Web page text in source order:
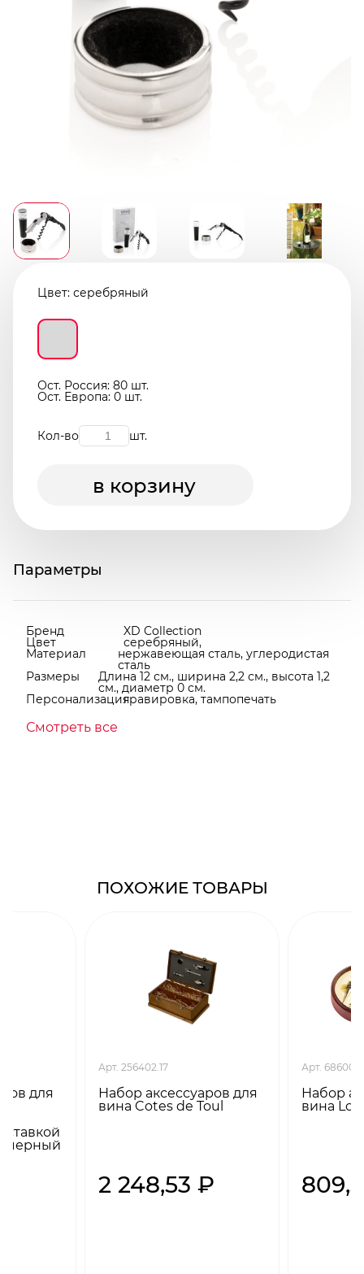
Цвет: серебряный
Ост. Россия: 80 шт.
Ост. Европа: 0 шт.
Кол-во шт.
в корзину
Параметры
Бренд XD Collection
Цвет серебряный,
Материал нержавеющая сталь, углеродистая
сталь
Размеры Длина 12 см., ширина 2,2 см., высота 1,2
см., диаметр 0 см.
Персонализациягравировка, тампопечать
Смотреть все
ПОХОЖИЕ ТОВАРЫ
для
черный
Арт. 256402.17
Набор аксессуаров для
вина Cotes de Toul
2 248,53 ₽
Арт. 686009
Набор
вина